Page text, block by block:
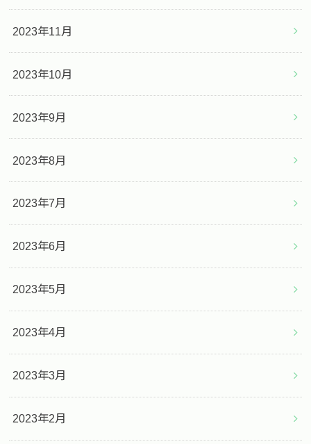
2023年11月
2023年10月
2023年9月
2023年8月
2023年7月
2023年6月
2023年5月
2023年4月
2023年3月
2023年2月